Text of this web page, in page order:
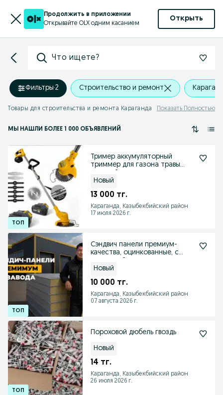
Продолжить в приложении
Открывайте OLX одним касанием
Открыть
Что ищете?
Фильтры·2 Строительство и ремонт
Товары для строительства и ремонта Караганда Показать Полностью
МЫ НАШЛИ БОЛЕЕ 1 000 ОБЪЯВЛЕНИЙ
Тример аккумуляторный
триммер для газона травы
Новый
13 000 тг.
Караганда, Казыбекбийский район
17 июля 2026 г.
Сэндвич панели премиум-
качества, оцинкованные, с
Новый
10 000 тг.
Караганда, Казыбекбийский район
07 августа 2026 г.
Пороховой дюбель гвоздь
Новый
14 тг.
Караганда, Казыбекбийский район
26 июля 2026 г.